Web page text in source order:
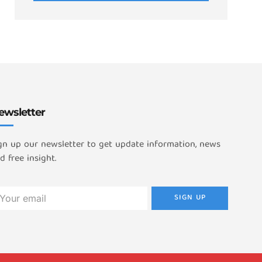
up our newsletter to get update information, news
free insight.
SIGN UP